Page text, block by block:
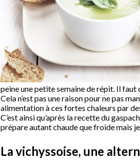
peine une petite semaine de répit. Il faut
Cela n’est pas une raison pour ne pas
alimentation à ces fortes chaleurs par
C’est ainsi qu’après la recette du
prépare autant chaude que froide mais
La vichyssoise, une